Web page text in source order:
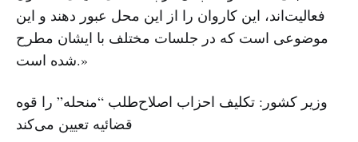
فعالیت‌اند، این کاروان را از این محل عبور دهند و این
موضوعی است که در جلسات مختلف با ایشان مطرح
شده است.»
وزیر کشور: تکلیف احزاب اصلاح‌طلب “منحله” را قوه
قضائیه تعیین می‌کند